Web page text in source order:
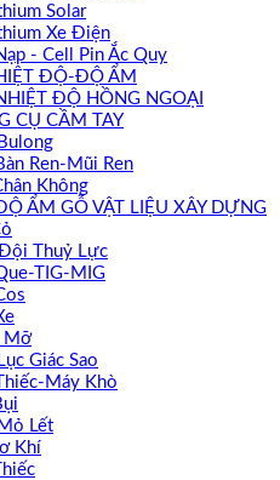
Solar
Xe Điện
- Cell Pin Ắc Quy
ĐỘ-ĐỘ ẨM
ĐỘ HỒNG NGOẠI
CỤ CẦM TAY
Ren-Mũi Ren
Không
ẨM GỖ VẬT LIỆU XÂY DỰNG
Thuỷ Lực
TIG-MIG
Mỡ
Giác Sao
Máy Khò
Lết
Khí